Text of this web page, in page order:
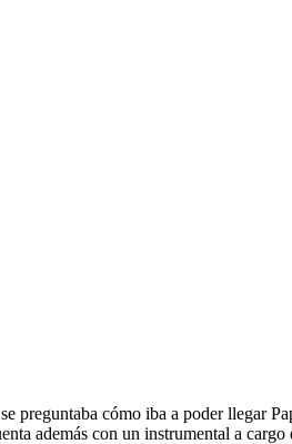
preguntaba cómo iba a poder llegar
además con un instrumental a